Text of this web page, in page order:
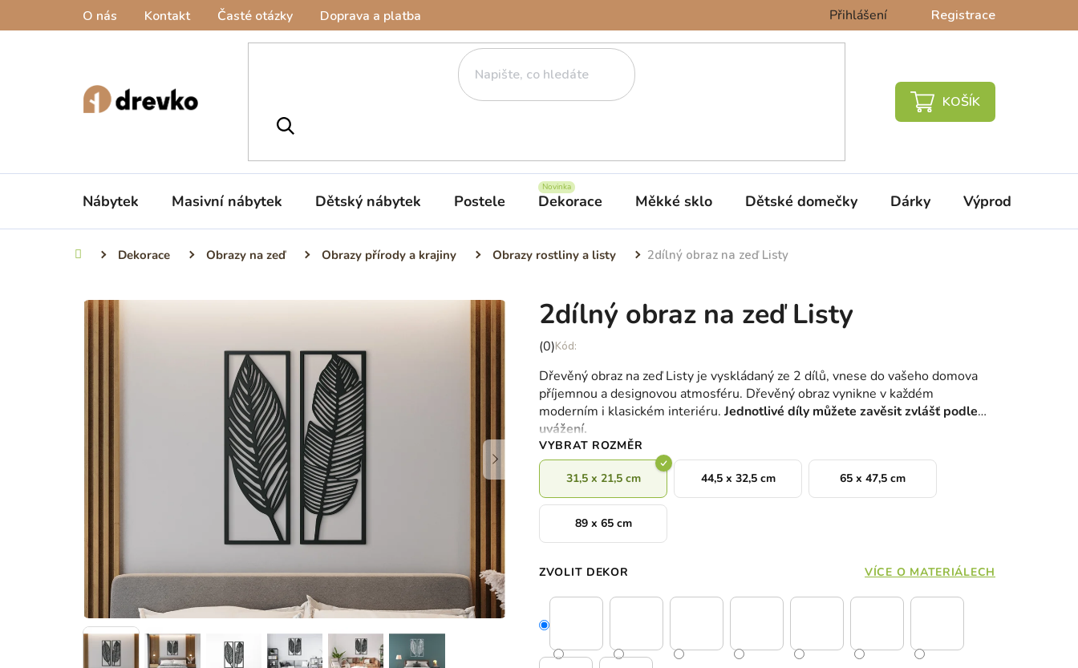
O nás Kontakt Časté otázky Doprava a platba Přihlášení Registrace
NÁKUPNÍ
Nábytek Masivní nábytek Dětský nábytek Postele Dekorace Měkké sklo Dětské domečky Dárky Výprodej %
Domů Dekorace Obrazy na zeď Obrazy přírody a krajiny Obrazy rostliny a listy 2dílný obraz na zeď Listy
2dílný obraz na zeď Listy
Průměrné
produktu
je
0,0
z
5
hvězdiček.
(0)
Dřevěný obraz na zeď Listy je vyskládaný ze 2 dílů, vnese do vašeho domova
příjemnou a designovou atmosféru. Dřevěný obraz vynikne v každém
moderním i klasickém interiéru. Jednotlivé díly můžete zavěsit zvlášť podle
uvážení.
VYBRAT ROZMĚR
31,5 x 21,5 cm 44,5 x 32,5 cm 65 x 47,5 cm
89 x 65 cm
ZVOLIT DEKOR VÍCE O MATERIÁLECH